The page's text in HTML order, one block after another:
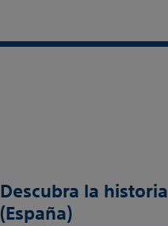
Descubra la
(España)